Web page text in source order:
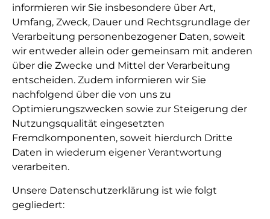
informieren wir Sie insbesondere über Art,
Umfang, Zweck, Dauer und Rechtsgrundlage der
Verarbeitung personenbezogener Daten, soweit
wir entweder allein oder gemeinsam mit anderen
über die Zwecke und Mittel der Verarbeitung
entscheiden. Zudem informieren wir Sie
nachfolgend über die von uns zu
Optimierungszwecken sowie zur Steigerung der
Nutzungsqualität eingesetzten
Fremdkomponenten, soweit hierdurch Dritte
Daten in wiederum eigener Verantwortung
verarbeiten.
Unsere Datenschutzerklärung ist wie folgt
gegliedert: